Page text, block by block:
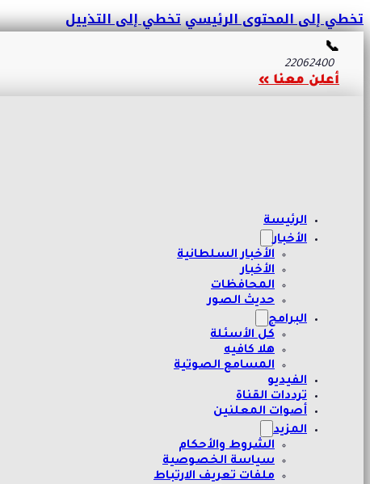
تخطي إلى المحتوى الرئيسيتخطي إلى التذييل
📞
22062400
أعلن معنا »
الرئيسة
الأخبار
الأخبار السلطانية
الأخبار
المحافظات
حديث الصور
البرامج
كل الأسئلة
هلا كافيه
المسامع الصوتية
الفيديو
ترددات القناة
أصوات المعلنين
المزيد
الشروط والأحكام
سياسة الخصوصية
ملفات تعريف الارتباط